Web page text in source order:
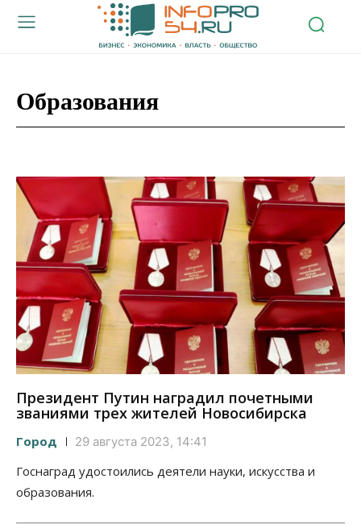
Образования
Президент Путин наградил почетными
званиями трех жителей Новосибирска
Город 29 августа 2023, 14:41
Госнаград удостоились деятели науки, искусства и
образования.